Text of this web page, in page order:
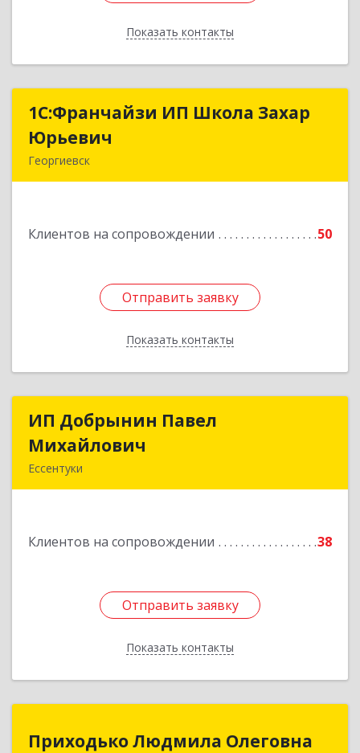
Показать контакты
Назад
1С:Франчайзи ИП Школа Захар
Юрьевич
Георгиевск
Клиентов на сопровождении 50
Отправить заявку
Показать контакты
1С:Франчайзи ИП Школа Захар
Отправить заявку
Назад
ИП Добрынин Павел
Михайлович
Ессентуки
Клиентов на сопровождении 38
Отправить заявку
Показать контакты
ИП Добрынин Павел
Отправить заявку
Назад
Приходько Людмила Олеговна